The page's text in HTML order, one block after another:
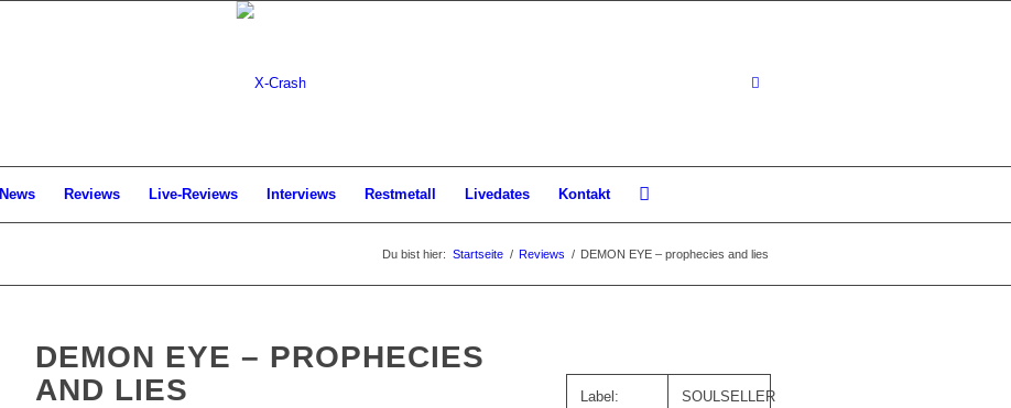
News Reviews Live-Reviews Interviews Restmetall Livedates Kontakt
Du bist hier: Startseite / Reviews / DEMON EYE – prophecies and lies
DEMON EYE – PROPHECIES
AND LIES
Label:
SOULSELLER